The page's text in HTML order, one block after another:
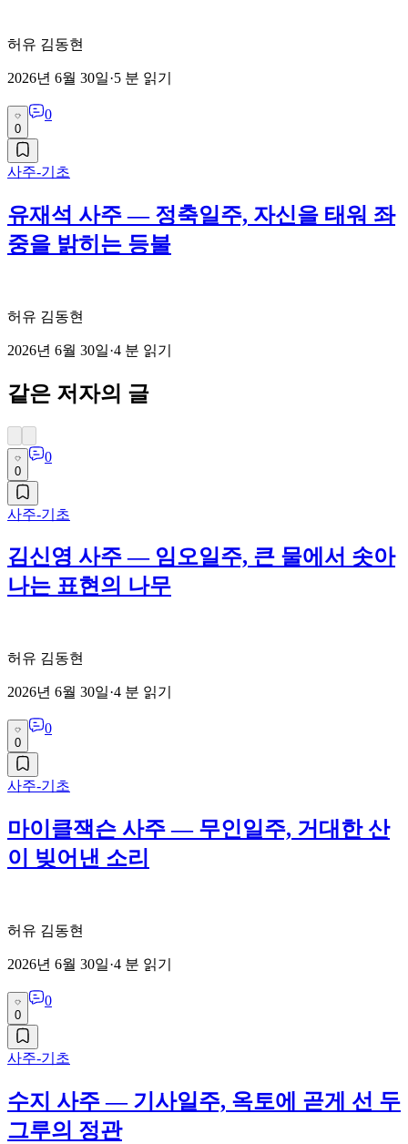
허유 김동현
2026년 6월 30일·5 분 읽기
0
0
사주-기초
유재석 사주 — 정축일주, 자신을 태워 좌
중을 밝히는 등불
허유 김동현
2026년 6월 30일·4 분 읽기
같은 저자의 글
0
0
사주-기초
김신영 사주 — 임오일주, 큰 물에서 솟아
나는 표현의 나무
허유 김동현
2026년 6월 30일·4 분 읽기
0
0
사주-기초
마이클잭슨 사주 — 무인일주, 거대한 산
이 빚어낸 소리
허유 김동현
2026년 6월 30일·4 분 읽기
0
0
사주-기초
수지 사주 — 기사일주, 옥토에 곧게 선 두
그루의 정관